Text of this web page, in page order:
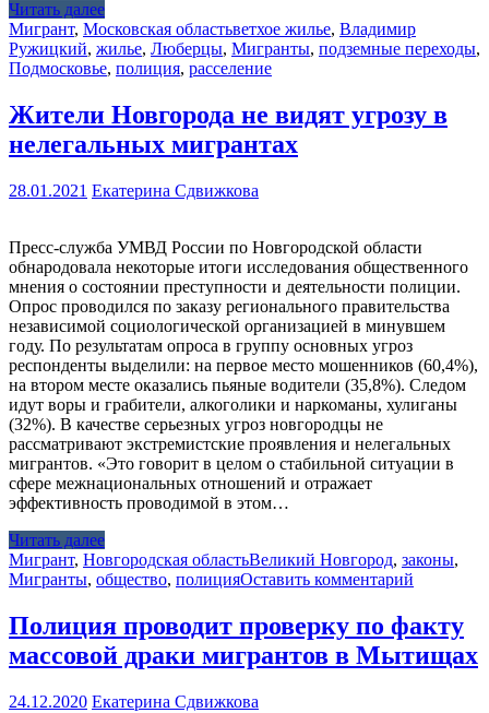
Читать далее
Мигрант, Московская областьветхое жилье, Владимир
Ружицкий, жилье, Люберцы, Мигранты, подземные переходы,
Подмосковье, полиция, расселение
Жители Новгорода не видят угрозу в
нелегальных мигрантах
28.01.2021 Екатерина Сдвижкова
Пресс-служба УМВД России по Новгородской области
обнародовала некоторые итоги исследования общественного
мнения о состоянии преступности и деятельности полиции.
Опрос проводился по заказу регионального правительства
независимой социологической организацией в минувшем
году. По результатам опроса в группу основных угроз
респонденты выделили: на первое место мошенников (60,4%),
на втором месте оказались пьяные водители (35,8%). Следом
идут воры и грабители, алкоголики и наркоманы, хулиганы
(32%). В качестве серьезных угроз новгородцы не
рассматривают экстремистские проявления и нелегальных
мигрантов. «Это говорит в целом о стабильной ситуации в
сфере межнациональных отношений и отражает
эффективность проводимой в этом…
Читать далее
Мигрант, Новгородская областьВеликий Новгород, законы,
Мигранты, общество, полицияОставить комментарий
Полиция проводит проверку по факту
массовой драки мигрантов в Мытищах
24.12.2020 Екатерина Сдвижкова